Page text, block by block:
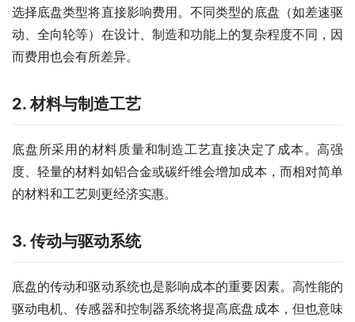
选择底盘类型将直接影响费用。不同类型的底盘（如差速驱
动、全向轮等）在设计、制造和功能上的复杂程度不同，因
而费用也会有所差异。
2. 材料与制造工艺
底盘所采用的材料质量和制造工艺直接决定了成本。高强
度、轻量的材料如铝合金或碳纤维会增加成本，而相对简单
的材料和工艺则更经济实惠。
3. 传动与驱动系统
底盘的传动和驱动系统也是影响成本的重要因素。高性能的
驱动电机、传感器和控制器系统将提高底盘成本，但也意味